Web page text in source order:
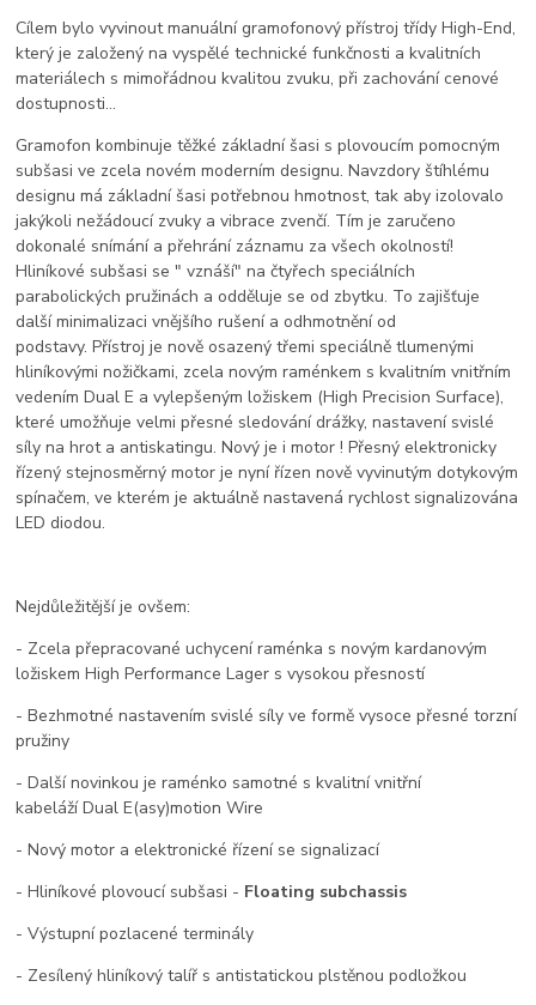
Cílem bylo vyvinout manuální gramofonový přístroj třídy High-End,
který je založený na vyspělé technické funkčnosti a kvalitních
materiálech s mimořádnou kvalitou zvuku, při zachování cenové
dostupnosti...
Gramofon kombinuje těžké základní šasi s plovoucím pomocným
subšasi ve zcela novém moderním designu. Navzdory štíhlému
designu má základní šasi potřebnou hmotnost, tak aby izolovalo
jakýkoli nežádoucí zvuky a vibrace zvenčí. Tím je zaručeno
dokonalé snímání a přehrání záznamu za všech okolností!
Hliníkové subšasi se " vznáší" na čtyřech speciálních
parabolických pružinách a odděluje se od zbytku. To zajišťuje
další minimalizaci vnějšího rušení a odhmotnění od
podstavy. Přístroj je nově osazený třemi speciálně tlumenými
hliníkovými nožičkami, zcela novým raménkem s kvalitním vnitřním
vedením Dual E a vylepšeným ložiskem (High Precision Surface),
které umožňuje velmi přesné sledování drážky, nastavení svislé
síly na hrot a antiskatingu. Nový je i motor ! Přesný elektronicky
řízený stejnosměrný motor je nyní řízen nově vyvinutým dotykovým
spínačem, ve kterém je aktuálně nastavená rychlost signalizována
LED diodou.
Nejdůležitější je ovšem:
- Zcela přepracované uchycení raménka s novým kardanovým
ložiskem High Performance Lager s vysokou přesností
- Bezhmotné nastavením svislé síly ve formě vysoce přesné torzní
pružiny
- Další novinkou je raménko samotné s kvalitní vnitřní
kabeláží Dual E(asy)motion Wire
- Nový motor a elektronické řízení se signalizací
- Hliníkové plovoucí subšasi - Floating subchassis
- Výstupní pozlacené terminály
- Zesílený hliníkový talíř s antistatickou plstěnou podložkou